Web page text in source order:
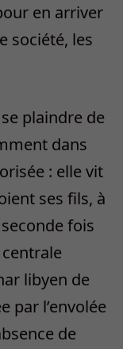
en arriver
société, les
plaindre de
dans
: elle vit
ses fils, à
fois
centrale
libyen de
par l’envolée
de